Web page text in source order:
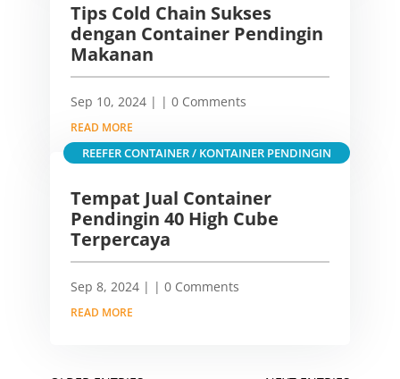
Tips Cold Chain Sukses
dengan Container Pendingin
Makanan
Sep 10, 2024| | 0 Comments
READ MORE
Tempat Jual Container
Pendingin 40 High Cube
Terpercaya
Sep 8, 2024|
REEFER CONTAINER / KONTAINER PENDINGIN
| 0 Comments
READ MORE